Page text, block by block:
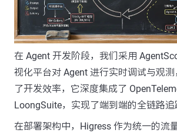
在 Agent 开发阶段，我们采用
视化平台对 Agent 进行实时调试与观
了开发效率，它深度集成了
LoongSuite，实现了端到端的全链路追
在部署架构中，Higress 作为统一的流